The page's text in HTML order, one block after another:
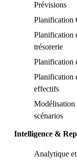
Prévisions
Planification
Planification
trésorerie
Planification
Planification
effectifs
Modélisation
scénarios
Intelligence &
Analytique